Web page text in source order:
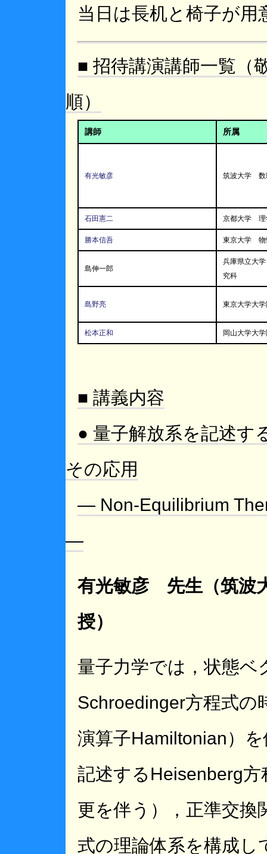
当日は長机と椅子が用
■ 招待講演講師一覧（
順）
講師 所属
有光敏彦 筑波大学 数
石田憲二 京都大学 理
勝本信吾 東京大学 物
島伸一郎
兵庫県立大
究科
島野亮 東京大学大
松本正和 岡山大学大
■ 講義内容
● 量子解放系を記述す
その応用
― Non-Equilibrium
―
有光敏彦 先生（筑
授）
量子力学では，状態ベ
Schroedinger方程式の
演算子Hamiltonian）
記述するHeisenberg
更を伴う），正準交換
式の理論体系を構成し